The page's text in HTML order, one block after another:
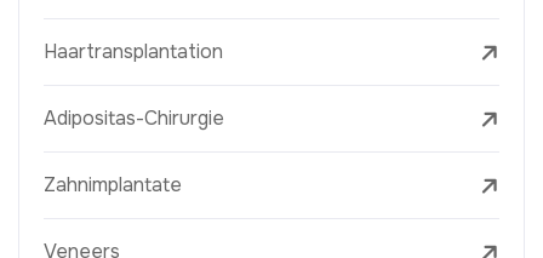
Haartransplantation
Adipositas-Chirurgie
Zahnimplantate
Veneers